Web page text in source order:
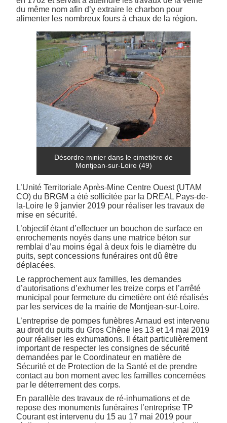
du même nom afin d’y extraire le charbon pour
alimenter les nombreux fours à chaux de la région.
Désordre minier dans le cimetière de
Montjean-sur-Loire (49)
L’Unité Territoriale Après-Mine Centre Ouest (UTAM
CO) du BRGM a été sollicitée par la DREAL Pays-de-
la-Loire le 9 janvier 2019 pour réaliser les travaux de
mise en sécurité.
L’objectif étant d’effectuer un bouchon de surface en
enrochements noyés dans une matrice béton sur
remblai d’au moins égal à deux fois le diamètre du
puits, sept concessions funéraires ont dû être
déplacées.
Le rapprochement aux familles, les demandes
d’autorisations d’exhumer les treize corps et l’arrêté
municipal pour fermeture du cimetière ont été réalisés
par les services de la mairie de Montjean-sur-Loire.
L’entreprise de pompes funèbres Arnaud est intervenu
au droit du puits du Gros Chêne les 13 et 14 mai 2019
pour réaliser les exhumations. Il était particulièrement
important de respecter les consignes de sécurité
demandées par le Coordinateur en matière de
Sécurité et de Protection de la Santé et de prendre
contact au bon moment avec les familles concernées
par le déterrement des corps.
En parallèle des travaux de ré-inhumations et de
repose des monuments funéraires l’entreprise TP
Courant est intervenu du 15 au 17 mai 2019 pour